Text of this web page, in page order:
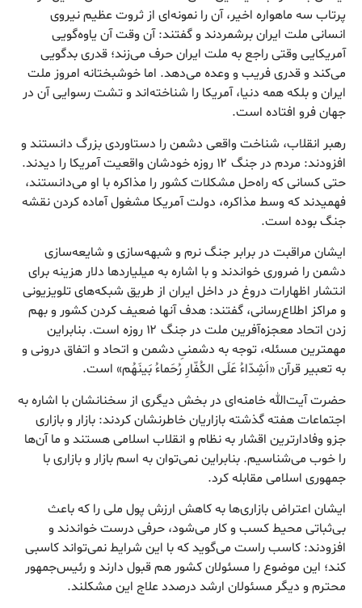
پرتاب سه ماهواره اخیر، آن را نمونه‌ای از ثروت عظیم نیروی
انسانی ملت ایران برشمردند و گفتند: آن وقت آن یاوه‌گویی
آمریکایی وقتی راجع به ملت ایران حرف می‌زند؛ قدری بدگویی
می‌کند و قدری فریب و وعده می‌دهد. اما خوشبختانه امروز ملت
ایران و بلکه همه دنیا، آمریکا را شناخته‌اند و تشت رسوایی آن در
جهان فرو افتاده است.
رهبر انقلاب، شناخت واقعی دشمن را دستاوردی بزرگ دانستند و
افزودند: مردم در جنگ ۱۲ روزه خودشان واقعیت آمریکا را دیدند.
حتی کسانی که راه‌حل مشکلات کشور را مذاکره با او می‌دانستند،
فهمیدند که وسط مذاکره، دولت آمریکا مشغول آماده کردن نقشه
جنگ بوده است.
ایشان مراقبت در برابر جنگ نرم و شبهه‌سازی و شایعه‌سازی
دشمن را ضروری خواندند و با اشاره به میلیاردها دلار هزینه برای
انتشار اظهارات دروغ در داخل ایران از طریق شبکه‌های تلویزیونی
و مراکز اطلاع‌رسانی، گفتند: هدف آنها ضعیف کردن کشور و بهم
زدن اتحاد معجزه‌آفرین ملت در جنگ ۱۲ روزه است. بنابراین
مهمترین مسئله، توجه به دشمنیِ دشمن و اتحاد و اتفاق درونی و
به تعبیر قرآن «اَشِدّاءُ عَلَی الکُفّارِ رُحَماءُ بَینَهُم» است.
حضرت آیت‌الله خامنه‌ای در بخش دیگری از سخنانشان با اشاره به
اجتماعات هفته گذشته بازاریان خاطرنشان کردند: بازار و بازاری
جزو وفادارترین اقشار به نظام و انقلاب اسلامی هستند و ما آن‌ها
را خوب می‌شناسیم. بنابراین نمی‌توان به اسم بازار و بازاری با
جمهوری اسلامی مقابله کرد.
ایشان اعتراض بازاری‌ها به کاهش ارزش پول ملی را که باعث
بی‌ثباتی محیط کسب و کار می‌شود، حرفی درست خواندند و
افزودند: کاسب راست می‌گوید که با این شرایط نمی‌تواند کاسبی
کند؛ این موضوع را مسئولان کشور هم قبول دارند و رئیس‌جمهور
محترم و دیگر مسئولان ارشد درصدد علاج این مشکلند.